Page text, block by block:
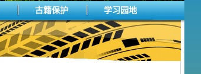
古籍保护 学习园地